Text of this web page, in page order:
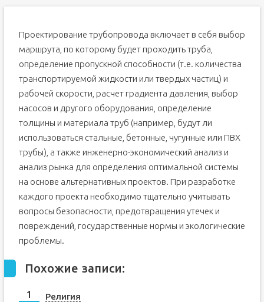
Проектирование трубопровода включает в себя выбор
маршрута, по которому будет проходить труба,
определение пропускной способности (т.е. количества
транспортируемой жидкости или твердых частиц) и
рабочей скорости, расчет градиента давления, выбор
насосов и другого оборудования, определение
толщины и материала труб (например, будут ли
использоваться стальные, бетонные, чугунные или ПВХ
трубы), а также инженерно-экономический анализ и
анализ рынка для определения оптимальной системы
на основе альтернативных проектов. При разработке
каждого проекта необходимо тщательно учитывать
вопросы безопасности, предотвращения утечек и
повреждений, государственные нормы и экологические
проблемы.
Похожие записи:
Религия